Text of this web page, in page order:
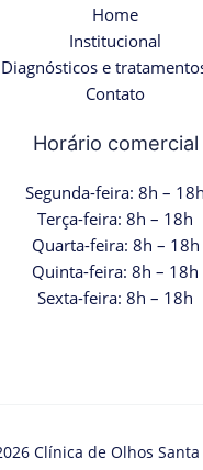
Home
Institucional
e
Contato
Horário comercial
Segunda-feira: 8h – 18h
Terça-feira: 8h – 18h
Quarta-feira: 8h – 18h
Quinta-feira: 8h – 18h
Sexta-feira: 8h – 18h
Clínica de Olhos